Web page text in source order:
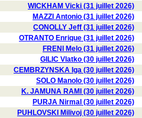
WICKHAM Vicki (31 juillet 2026)
MAZZI Antonio (31 juillet 2026)
CONOLLY Jeff (31 juillet 2026)
OTRANTO Enrique (31 juillet 2026)
FRENI Melo (31 juillet 2026)
GILIC Vlatko (30 juillet 2026)
CEMBRZYNSKA Iga (30 juillet 2026)
SOLO Manolo (30 juillet 2026)
K. JAMUNA RAMI (30 juillet 2026)
PURJA Nirmal (30 juillet 2026)
PUHLOVSKI Milivoj (30 juillet 2026)